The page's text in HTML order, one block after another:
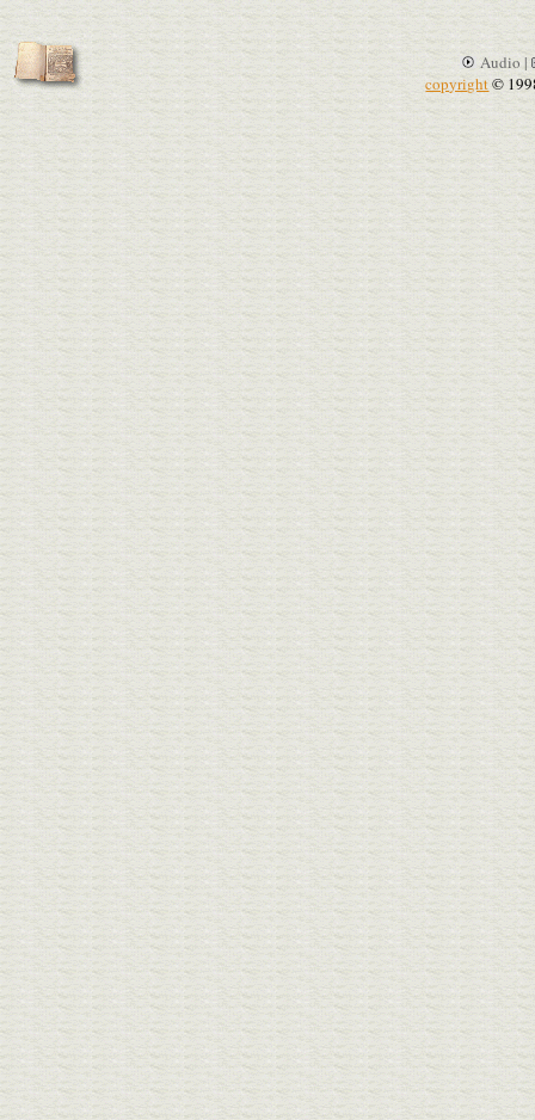
Audio |
copyright©